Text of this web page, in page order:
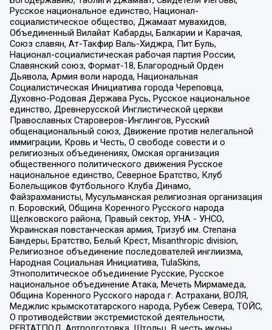
Русское национальное единство, Национал-
социалистическое общество, Джамаат мувахидов,
Объединенный Вилайат Кабарды, Балкарии и Карачая,
Союз славян, Ат-Такфир Валь-Хиджра, Пит Буль,
Национал-социалистическая рабочая партия России,
Славянский союз, Формат-18, Благородный Орден
Дьявола, Армия воли народа, Национальная
Социалистическая Инициатива города Череповца,
Духовно-Родовая Держава Русь, Русское национальное
единство, Древнерусской Инглистической церкви
Православных Староверов-Инглингов, Русский
общенациональный союз, Движение против нелегальной
иммиграции, Кровь и Честь, О свободе совести и о
религиозных объединениях, Омская организация
общественного политического движения Русское
национальное единство, Северное Братство, Клуб
Болельщиков Футбольного Клуба Динамо,
Файзрахманисты, Мусульманская религиозная организация
п. Боровский, Община Коренного Русского народа
Щелковского района, Правый сектор, УНА - УНСО,
Украинская повстанческая армия, Тризуб им. Степана
Бандеры, Братство, Белый Крест, Misanthropic division,
Религиозное объединение последователей инглиизма,
Народная Социальная Инициатива, TulaSkins,
Этнополитическое объединение Русские, Русское
национальное объединение Атака, Мечеть Мирмамеда,
Община Коренного Русского народа г. Астрахани, ВОЛЯ,
Меджлис крымскотатарского народа, Рубеж Севера, ТОЙС,
О противодействии экстремистской деятельности,